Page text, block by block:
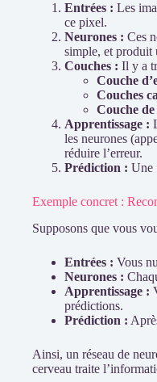
Entrées : Les
ce pixel.
Neurones : Ces
simple, et produit
Couches : Il y a
Couche
Couches
Couche
Apprentissage :
les neurones
réduire l’erreur.
Prédiction : Une
Exemple concret :
Supposons que vous
Entrées : Vous
Neurones :
Apprentissage :
prédictions.
Prédiction :
Ainsi, un réseau de
cerveau traite